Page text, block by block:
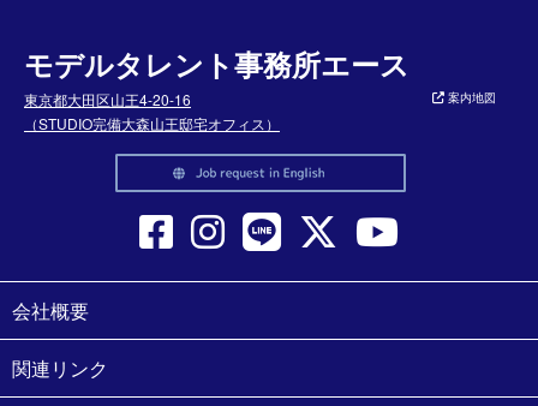
モデルタレント事務所エース
東京都大田区山王4-20-16
（STUDIO完備大森山王邸宅オフィス）
案内地図
会社概要
関連リンク